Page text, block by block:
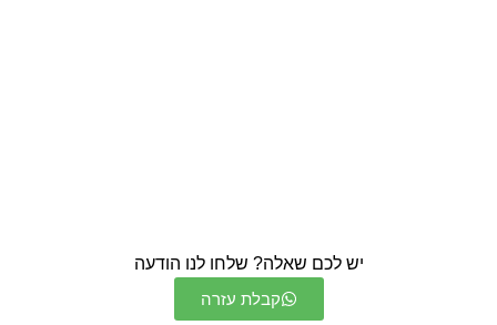
יש לכם שאלה? שלחו לנו הודעה
קבלת עזרה